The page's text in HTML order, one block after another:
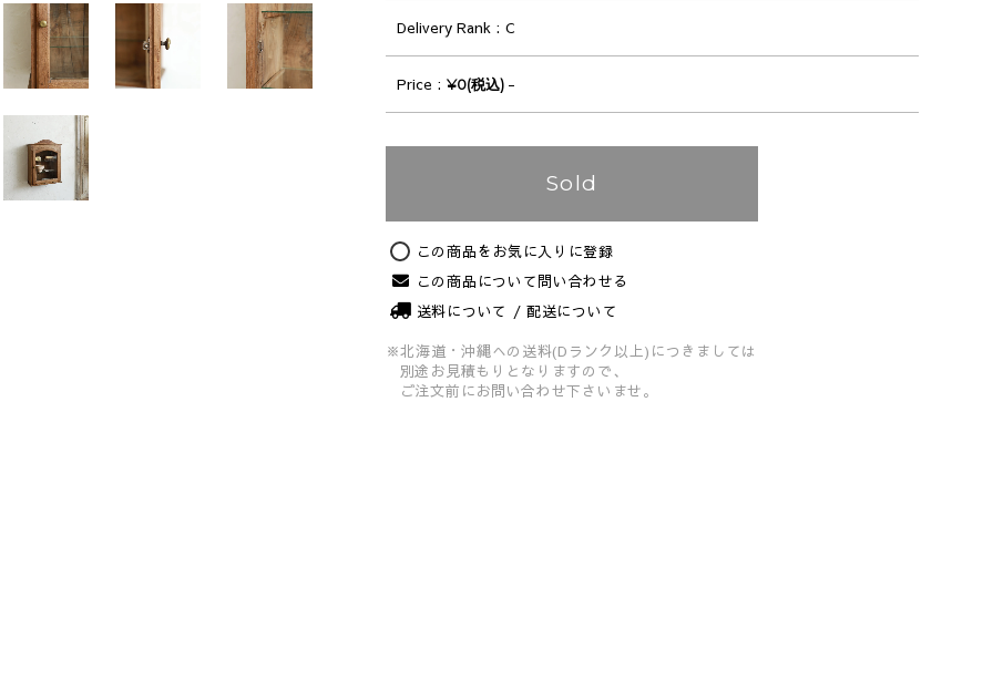
Delivery Rank C
Price ¥0(税込) -
Sold
この商品をお気に入りに登録
この商品について問い合わせる
送料について / 配送について
※北海道・沖縄への送料(Dランク以上)につきましては
別途お見積もりとなりますので、
ご注文前にお問い合わせ下さいませ。